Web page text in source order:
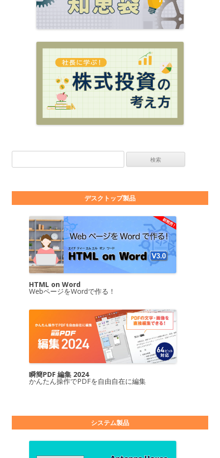
デスクトップ製品
HTML on Word
WebページをWordで作る！
瞬簡PDF 編集 2024
かんたん操作でPDFを自由自在に編集
システム製品